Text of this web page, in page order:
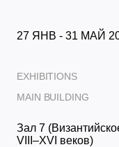
27 ЯНВ - 31 МАЙ
EXHIBITIONS
MAIN BUILDING
Зал 7
VIII–XVI веков)